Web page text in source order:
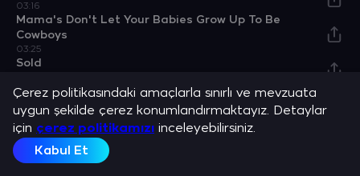
03:16
Mama's Don't Let Your Babies Grow Up To Be
Cowboys
03:25
Sold
Found
I Be U Be
03:33
Toes
04:21
Çerez politikasındaki amaçlarla sınırlı ve mevzuata
uygun şekilde çerez konumlandırmaktayız. Detaylar
için çerez politikamızı inceleyebilirsiniz.
Kabul Et